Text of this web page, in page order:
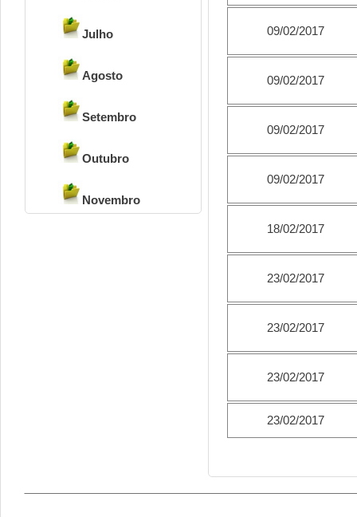
Julho
Agosto
Setembro
Outubro
Novembro
09/02/2017
09/02/2017
09/02/2017
09/02/2017
18/02/2017
23/02/2017
23/02/2017
23/02/2017
23/02/2017